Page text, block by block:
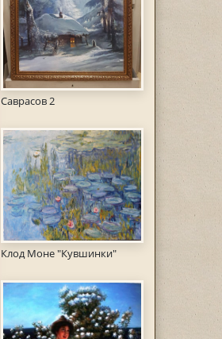
Саврасов 2
Клод Моне "Кувшинки"